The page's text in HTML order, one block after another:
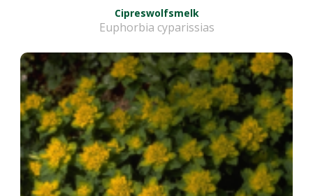
Cipreswolfsmelk
Euphorbia cyparissias